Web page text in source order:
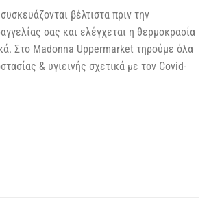
βέλτιστα πριν την
σας και ελέγχεται η θερμοκρασία
Στο Madonna Uppermarket τηρούμε όλα
& υγιεινής σχετικά με τον Covid-